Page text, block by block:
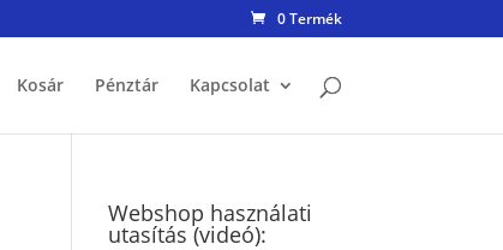
0 Termék
Kosár Pénztár Kapcsolat
Webshop használati
utasítás (videó):